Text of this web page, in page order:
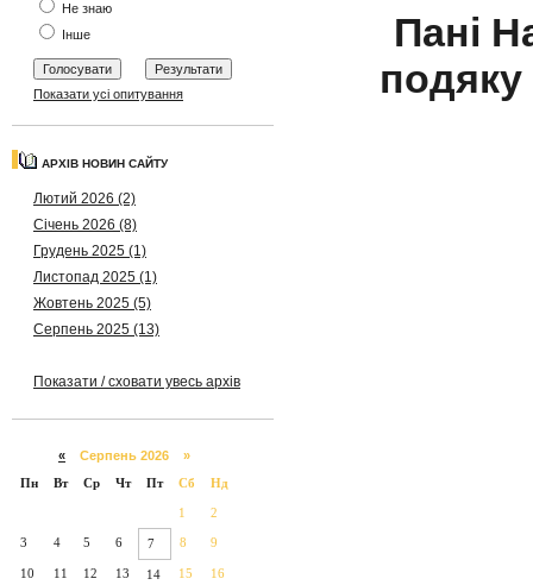
Не знаю
Інше
Показати усі опитування
АРХІВ НОВИН САЙТУ
Лютий 2026 (2)
Січень 2026 (8)
Грудень 2025 (1)
Листопад 2025 (1)
Жовтень 2025 (5)
Серпень 2025 (13)
Показати / сховати увесь архів
« Серпень 2026 »
Пн
Вт Ср Чт Пт Сб Нд
1 2
3 4 5 6 7 8 9
10 11 12 13 14 15 16
Пані